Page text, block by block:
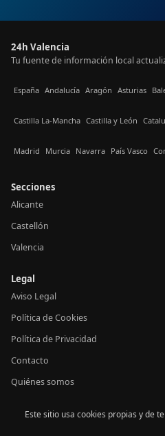
24h Valencia
Tu fuente de información local
España Andalucía Aragón Asturias
Castilla La-Mancha Castilla y León
Madrid Murcia Navarra País Vasco
Secciones
Alicante
Castellón
Valencia
Legal
Aviso Legal
Política de Cookies
Política de Privacidad
Contacto
Quiénes somos
© 2026 24h
Este sitio usa cookies propias y de